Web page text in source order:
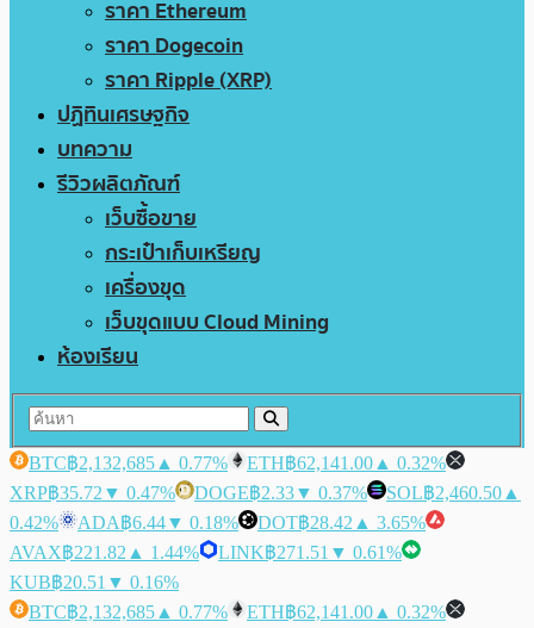
ราคา Ethereum
ราคา Dogecoin
ราคา Ripple (XRP)
ปฏิทินเศรษฐกิจ
บทความ
รีวิวผลิตภัณฑ์
เว็บซื้อขาย
กระเป๋าเก็บเหรียญ
เครื่องขุด
เว็บขุดแบบ Cloud Mining
ห้องเรียน
BTC฿2,132,685 ▲ 0.77% ETH฿62,141.00 ▲ 0.32%
XRP฿35.72 ▼ 0.47% DOGE฿2.33▼ 0.37% SOL฿2,460.50 ▲
0.42%
ADA฿6.44▼ 0.18% DOT฿28.42 ▲ 3.65%
AVAX฿221.82 ▲ 1.44% LINK฿271.51 ▼ 0.61%
KUB฿20.51 ▼ 0.16%
BTC฿2,132,685 ▲ 0.77% ETH฿62,141.00 ▲ 0.32%